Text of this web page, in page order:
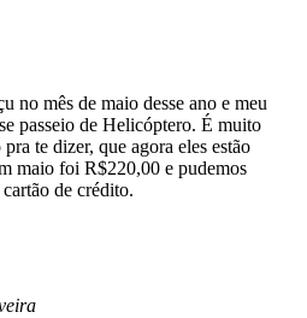
no mês de maio desse ano e meu
passeio de Helicóptero. É muito
te dizer, que agora eles estão
maio foi R$220,00 e pudemos
de crédito.